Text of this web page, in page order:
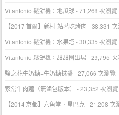
Vitantonio 鬆餅機：地瓜球- 71,268 次瀏覽
【2017 首爾】新村-站著吃烤肉 - 38,331 次
Vitantonio 鬆餅機：水果塔- 30,335 次瀏覽
Vitantonio 鬆餅機：甜甜圈出場- 29,795 次
鹽之花牛奶糖+牛奶糖抹醬- 27,066 次瀏覽
家常牛肉麵（無滷包版本）
- 23,352 次瀏覽
【2014 京都】六角堂．星巴克- 21,208 次